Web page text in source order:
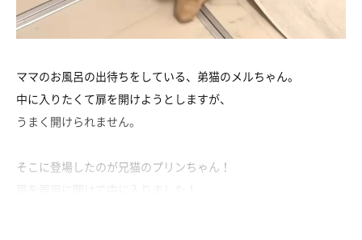
ママのお風呂の出待ちをしている、弟猫のメルちゃん。
中に入りたくて扉を開けようとしますが、
うまく開けられません。
そこに登場したのが兄猫のプリンちゃん！